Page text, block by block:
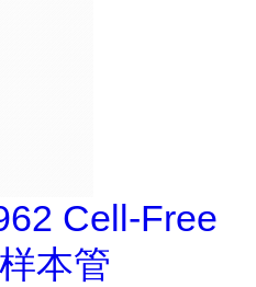
Cell-Free
本管